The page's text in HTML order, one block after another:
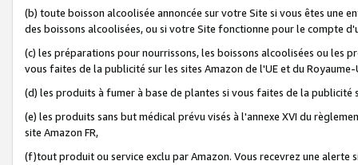
(b) toute boisson alcoolisée annoncée sur votre Site si vous êtes une
des boissons alcoolisées, ou si votre Site fonctionne pour le compte
(c) les préparations pour nourrissons, les boissons alcoolisées ou les
vous faites de la publicité sur les sites Amazon de l'UE et du Royaume-
(d) les produits à fumer à base de plantes si vous faites de la publicité
(e) les produits sans but médical prévu visés à l'annexe XVI du
site Amazon FR,
(f)tout produit ou service exclu par Amazon. Vous recevrez une alerte